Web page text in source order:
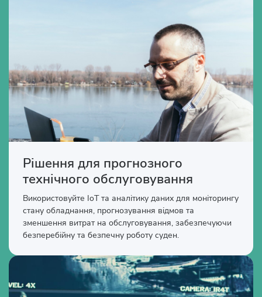
Рішення для прогнозного
технічного обслуговування
Використовуйте IoT та аналітику даних для моніторингу
стану обладнання, прогнозування відмов та
зменшення витрат на обслуговування, забезпечуючи
безперебійну та безпечну роботу суден.